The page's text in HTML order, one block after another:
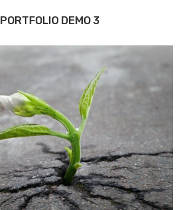
PORTFOLIO DEMO 3